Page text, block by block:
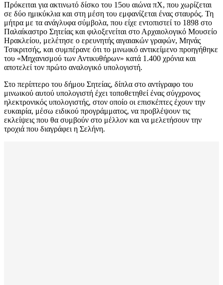
Πρόκειται για ακτινωτό δίσκο του 15ου αιώνα πΧ, που χωρίζεται
σε δύο ημικύκλια και στη μέση του εμφανίζεται ένας σταυρός. Τη
μήτρα με τα ανάγλυφα σύμβολα, που είχε εντοπιστεί το 1898 στο
Παλαίκαστρο Σητείας και φιλοξενείται στο Αρχαιολογικό Μουσείο
Ηρακλείου, μελέτησε ο ερευνητής αιγαιακών γραφών, Μηνάς
Τσικριτσής, και συμπέρανε ότι το μινωικό αντικείμενο προηγήθηκε
του «Μηχανισμού των Αντικυθήρων» κατά 1.400 χρόνια και
αποτελεί τον πρώτο αναλογικό υπολογιστή.
Στο περίπτερο του δήμου Σητείας, δίπλα στο αντίγραφο του
μινωικού αυτού υπολογιστή έχει τοποθετηθεί ένας σύγχρονος
ηλεκτρονικός υπολογιστής, στον οποίο οι επισκέπτες έχουν την
ευκαιρία, μέσω ειδικού προγράμματος, να προβλέψουν τις
εκλείψεις που θα συμβούν στο μέλλον και να μελετήσουν την
τροχιά που διαγράφει η Σελήνη.